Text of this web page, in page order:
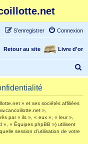
Connexion
S’enregistrer
Livre d'or
Retour au site
e
» et ses sociétés affiliées
»,
par « ils », « eux », « leur »,
», « Équipes phpBB ») utilisent
session d’utilisation de votre